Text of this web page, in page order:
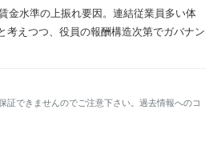
金水準の上振れ要因。連結従業員多い体
考えつつ、役員の報酬構造次第でガバナン
証できませんのでご注意下さい。過去情報へのコ